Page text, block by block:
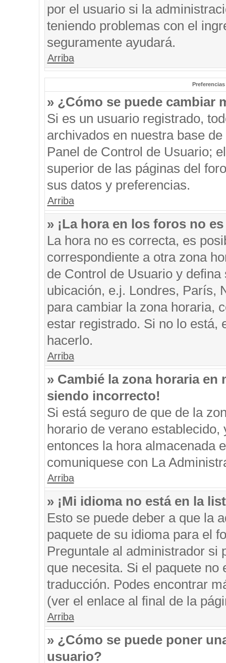
por el usuario si la
teniendo problemas con el
seguramente ayudará.
Arriba
» ¿Cómo se puede cambiar
Si es un usuario registrado,
archivados en nuestra base
Panel de Control de Usuario;
superior de las páginas del
sus datos y preferencias.
Arriba
» ¡La hora en los foros no
La hora no es correcta, es
correspondiente a otra zona
de Control de Usuario y
ubicación, e.j. Londres, París,
para cambiar la zona horaria,
estar registrado. Si no lo está,
hacerlo.
Arriba
» Cambié la zona horaria
siendo incorrecto!
Si está seguro de que de la
horario de verano
entonces la hora almacenada
comuniquese con La
Arriba
» ¡Mi idioma no está en la
Esto se puede deber a que la
paquete de su idioma para el
Preguntale al administrador si
que necesita. Si el paquete
traducción. Podes encontrar
(ver el enlace al final de la
Arriba
» ¿Cómo se puede poner
usuario?